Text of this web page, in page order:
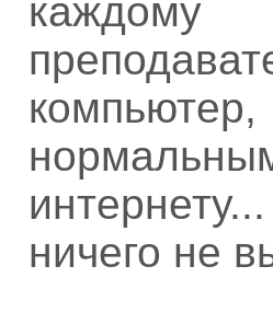
каждому
ничего не